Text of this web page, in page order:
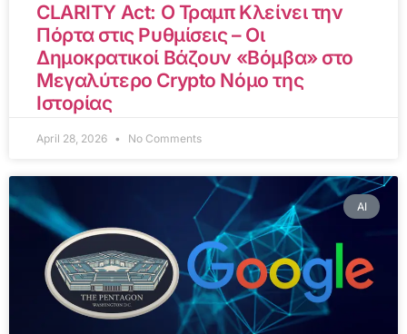
CLARITY Act: Ο Τραμπ Κλείνει την
Πόρτα στις Ρυθμίσεις – Οι
Δημοκρατικοί Βάζουν «Βόμβα» στο
Μεγαλύτερο Crypto Νόμο της
Ιστορίας
April 28, 2026 No Comments
AI